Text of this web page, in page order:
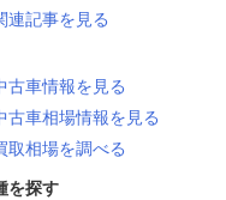
連記事を見る
古車情報を見る
古車相場情報を見る
取相場を調べる
を探す